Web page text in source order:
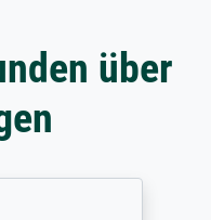
über